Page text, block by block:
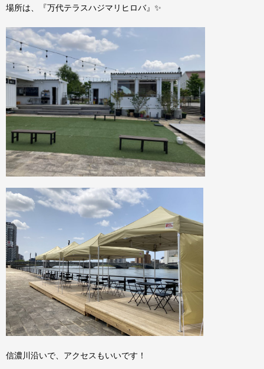
場所は、『万代テラスハジマリヒロバ』✨
信濃川沿いで、アクセスもいいです！